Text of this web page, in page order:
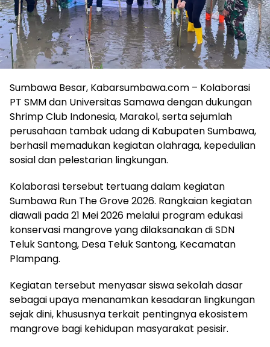
Sumbawa Besar, Kabarsumbawa.com – Kolaborasi
PT SMM dan Universitas Samawa dengan dukungan
Shrimp Club Indonesia, Marakol, serta sejumlah
perusahaan tambak udang di Kabupaten Sumbawa,
berhasil memadukan kegiatan olahraga, kepedulian
sosial dan pelestarian lingkungan.
Kolaborasi tersebut tertuang dalam kegiatan
Sumbawa Run The Grove 2026. Rangkaian kegiatan
diawali pada 21 Mei 2026 melalui program edukasi
konservasi mangrove yang dilaksanakan di SDN
Teluk Santong, Desa Teluk Santong, Kecamatan
Plampang.
Kegiatan tersebut menyasar siswa sekolah dasar
sebagai upaya menanamkan kesadaran lingkungan
sejak dini, khususnya terkait pentingnya ekosistem
mangrove bagi kehidupan masyarakat pesisir.